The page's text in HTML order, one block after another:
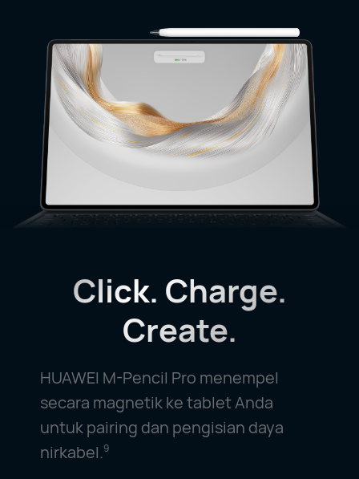
Click. Charge.
Create.
HUAWEI M-Pencil Pro menempel
secara magnetik ke tablet Anda
untuk pairing dan pengisian daya
nirkabel.9